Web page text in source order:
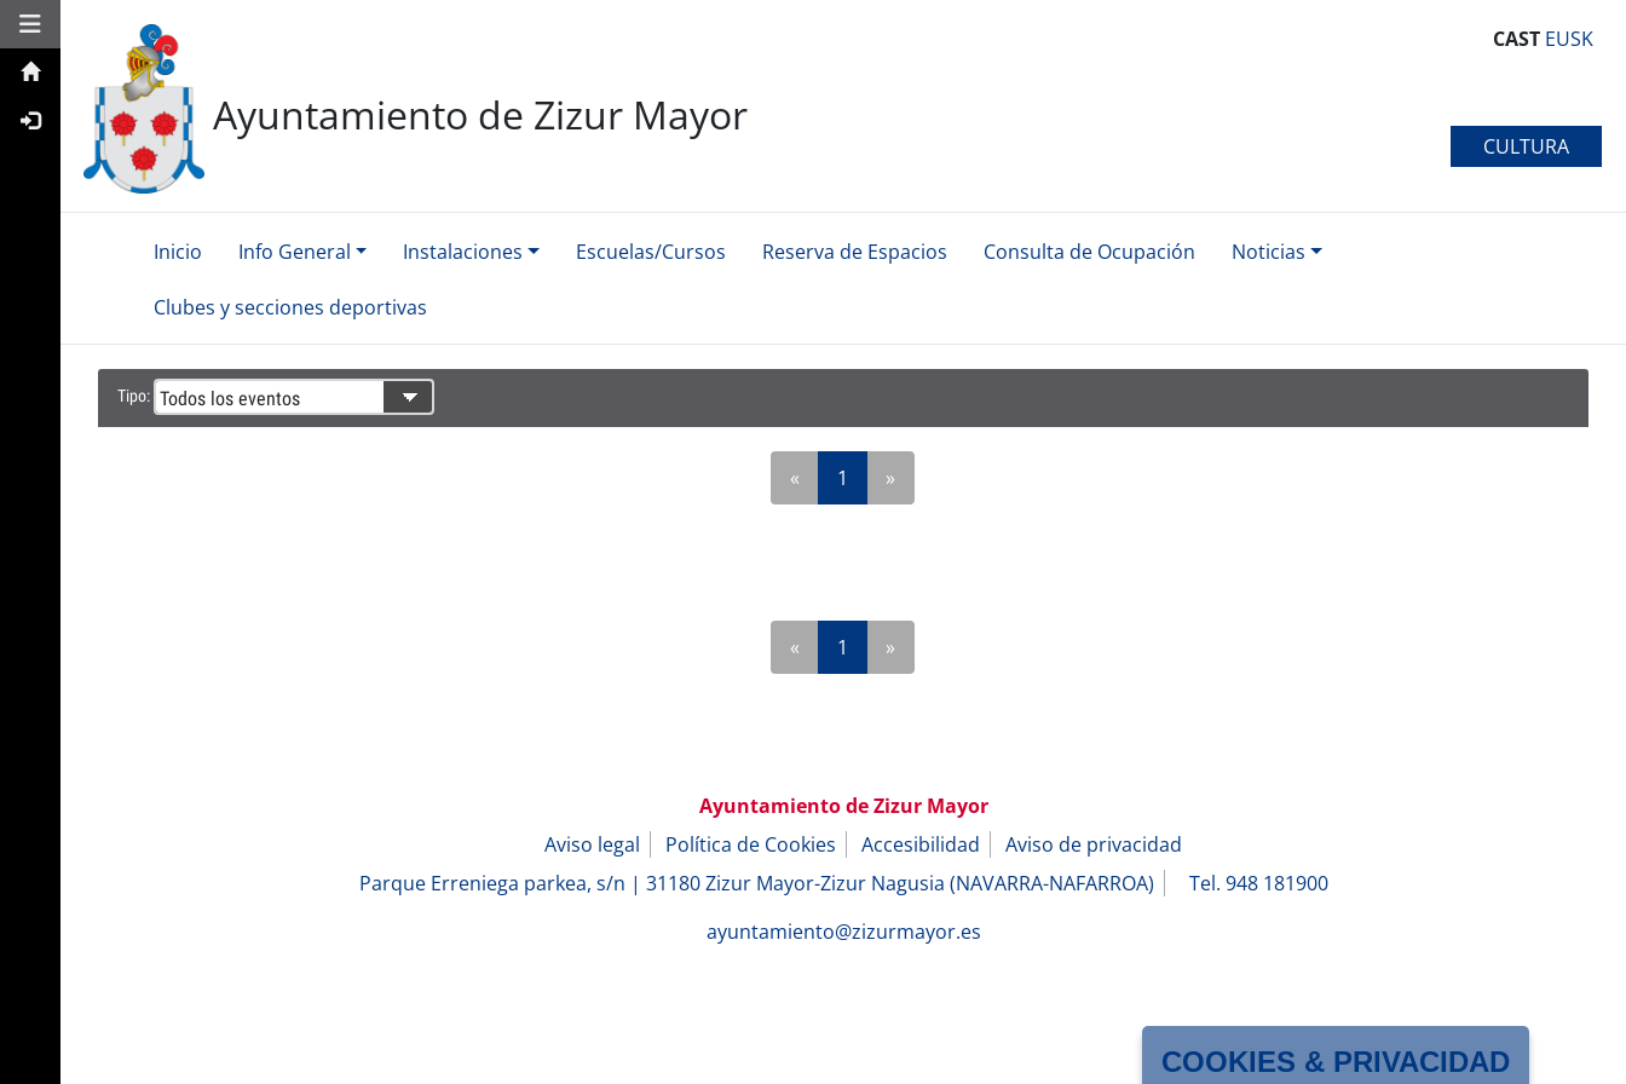
Toggle navigation
Ayuntamiento de Zizur Mayor
CASTEUSK
CULTURA
Inicio Info General Instalaciones Escuelas/Cursos Reserva de Espacios Consulta de Ocupación Noticias
Clubes y secciones deportivas
Tipo:
« 1 »
« 1 »
Ayuntamiento de Zizur Mayor
Aviso legal
Política de Cookies Accesibilidad
Aviso de privacidad
Parque Erreniega parkea, s/n | 31180 Zizur Mayor-Zizur Nagusia (NAVARRA-NAFARROA)
Tel. 948 181900
ayuntamiento@zizurmayor.es
COOKIES & PRIVACIDAD